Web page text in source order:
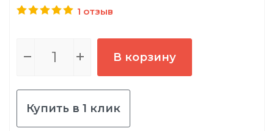
1 отзыв
В корзину
Купить в 1 клик